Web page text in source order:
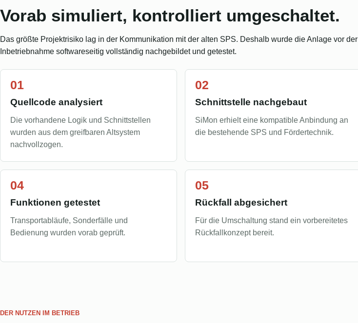
Vorab simuliert, kontrolliert umgeschaltet.
Das größte Projektrisiko lag in der Kommunikation mit der alten SPS. Deshalb wurde die Anlage vor der
Inbetriebnahme softwareseitig vollständig nachgebildet und getestet.
Quellcode analysiert
Die vorhandene Logik und Schnittstellen
wurden aus dem greifbaren Altsystem
nachvollzogen.
Schnittstelle nachgebaut
SiMon erhielt eine kompatible Anbindung an
die bestehende SPS und Fördertechnik.
Funktionen getestet
Transportabläufe, Sonderfälle und
Bedienung wurden vorab geprüft.
Rückfall abgesichert
Für die Umschaltung stand ein vorbereitetes
Rückfallkonzept bereit.
DER NUTZEN IM BETRIEB